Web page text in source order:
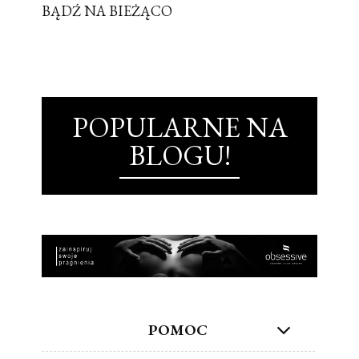
BĄDŹ NA BIEŻĄCO
POPULARNE NA
BLOGU!
POMOC